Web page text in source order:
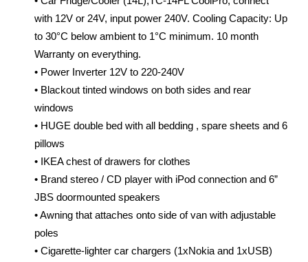
with 12V or 24V, input power 240V. Cooling Capacity: Up
to 30°C below ambient to 1°C minimum. 10 month
Warranty on everything.
• Power Inverter 12V to 220-240V
• Blackout tinted windows on both sides and rear
windows
• HUGE double bed with all bedding , spare sheets and 6
pillows
• IKEA chest of drawers for clothes
• Brand stereo / CD player with iPod connection and 6”
JBS doormounted speakers
• Awning that attaches onto side of van with adjustable
poles
• Cigarette-lighter car chargers (1xNokia and 1xUSB)